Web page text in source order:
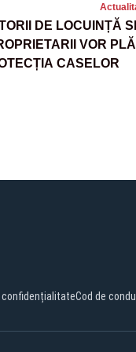
DE LOCUINȚĂ
VOR
CASELOR
confidențialitateCod de